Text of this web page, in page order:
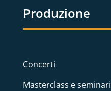
Produzione
Concerti
Masterclass e seminari